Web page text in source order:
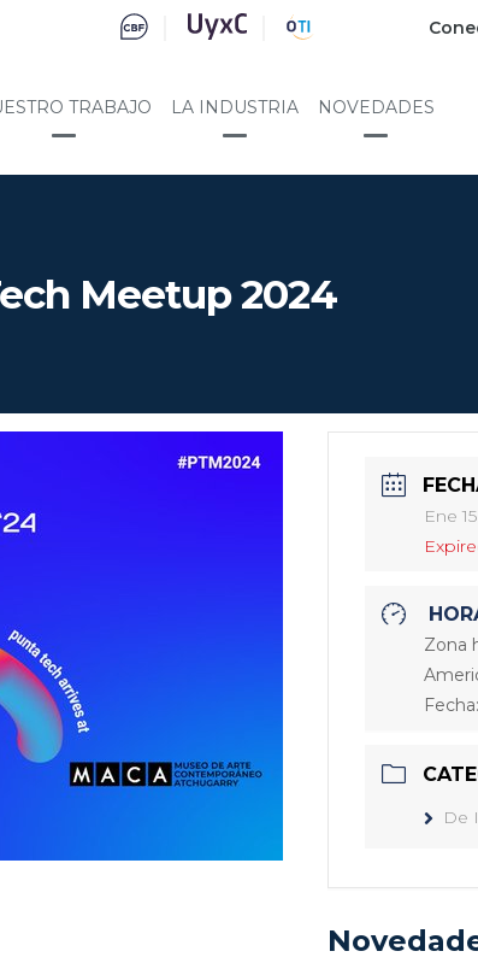
TRABAJO LA INDUSTRIA NOVEDADES
Meetup 2024
Ene
Zona
Fecha:
De